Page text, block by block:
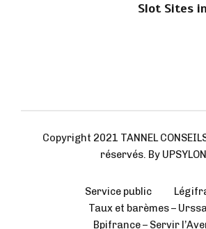
Slot Sites
Copyright 2021 TANNEL
réservés. By
Service public
Taux et barèmes –
Bpifrance – Servir